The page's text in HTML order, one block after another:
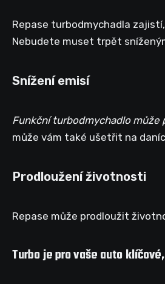
Repase turbodmychadla
Nebudete muset trpět
Snížení emisí
Funkční turbodmychadlo může
může vám také ušetřit na
Prodloužení životnosti
Repase může prodloužit
Turbo je pro vaše auto